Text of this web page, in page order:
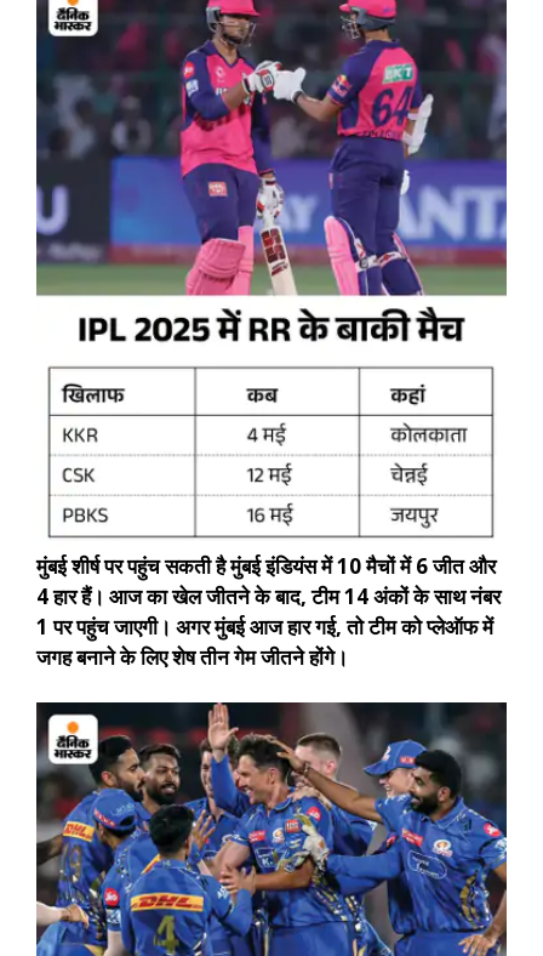
मुंबई शीर्ष पर पहुंच सकती हैमुंबई इंडियंस में 10 मैचों में 6 जीत और
4 हार हैं। आज का खेल जीतने के बाद, टीम 14 अंकों के साथ नंबर
1 पर पहुंच जाएगी। अगर मुंबई आज हार गई, तो टीम को प्लेऑफ में
जगह बनाने के लिए शेष तीन गेम जीतने होंगे।